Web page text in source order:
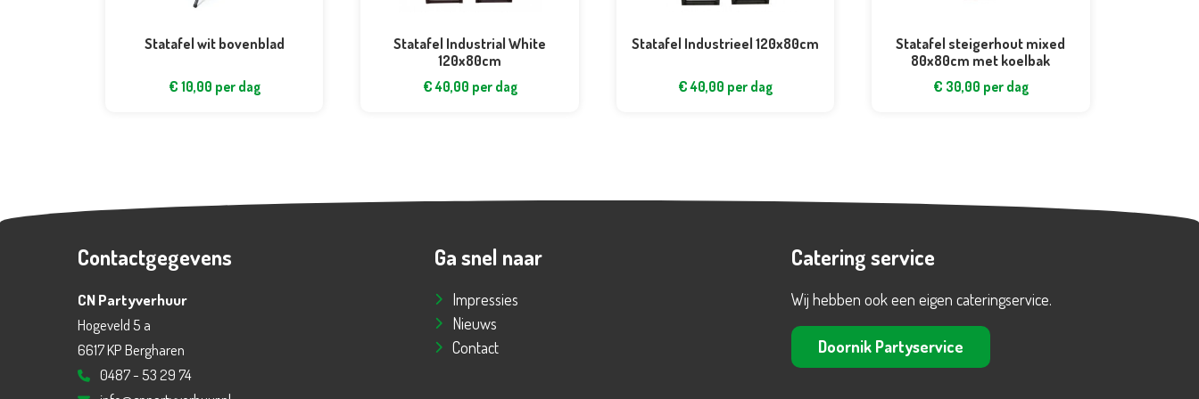
Statafel wit bovenblad
€ 10,00 per dag
Statafel Industrial White
120x80cm
€40,00 per dag
Statafel Industrieel 120x80cm
€40,00 per dag
Statafel steigerhout mixed
80x80cm met koelbak
€ 30,00 per dag
Contactgegevens
CN Partyverhuur
Hogeveld 5 a
6617 KP Bergharen
0487 - 53 29 74
Ga snel naar
Impressies
Nieuws
Contact
Catering service
Wij hebben ook een eigen cateringservice.
Doornik Partyservice